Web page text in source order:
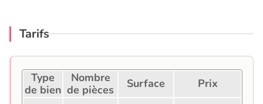
Tarifs
Type
de bien
Nombre
de pièces
Surface Prix